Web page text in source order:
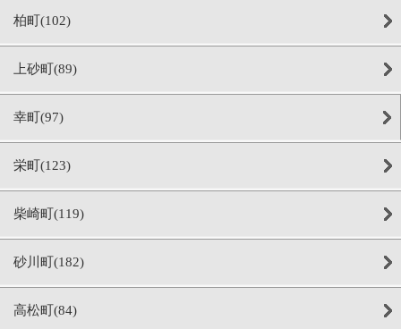
柏町(102)
上砂町(89)
幸町(97)
栄町(123)
柴崎町(119)
砂川町(182)
高松町(84)